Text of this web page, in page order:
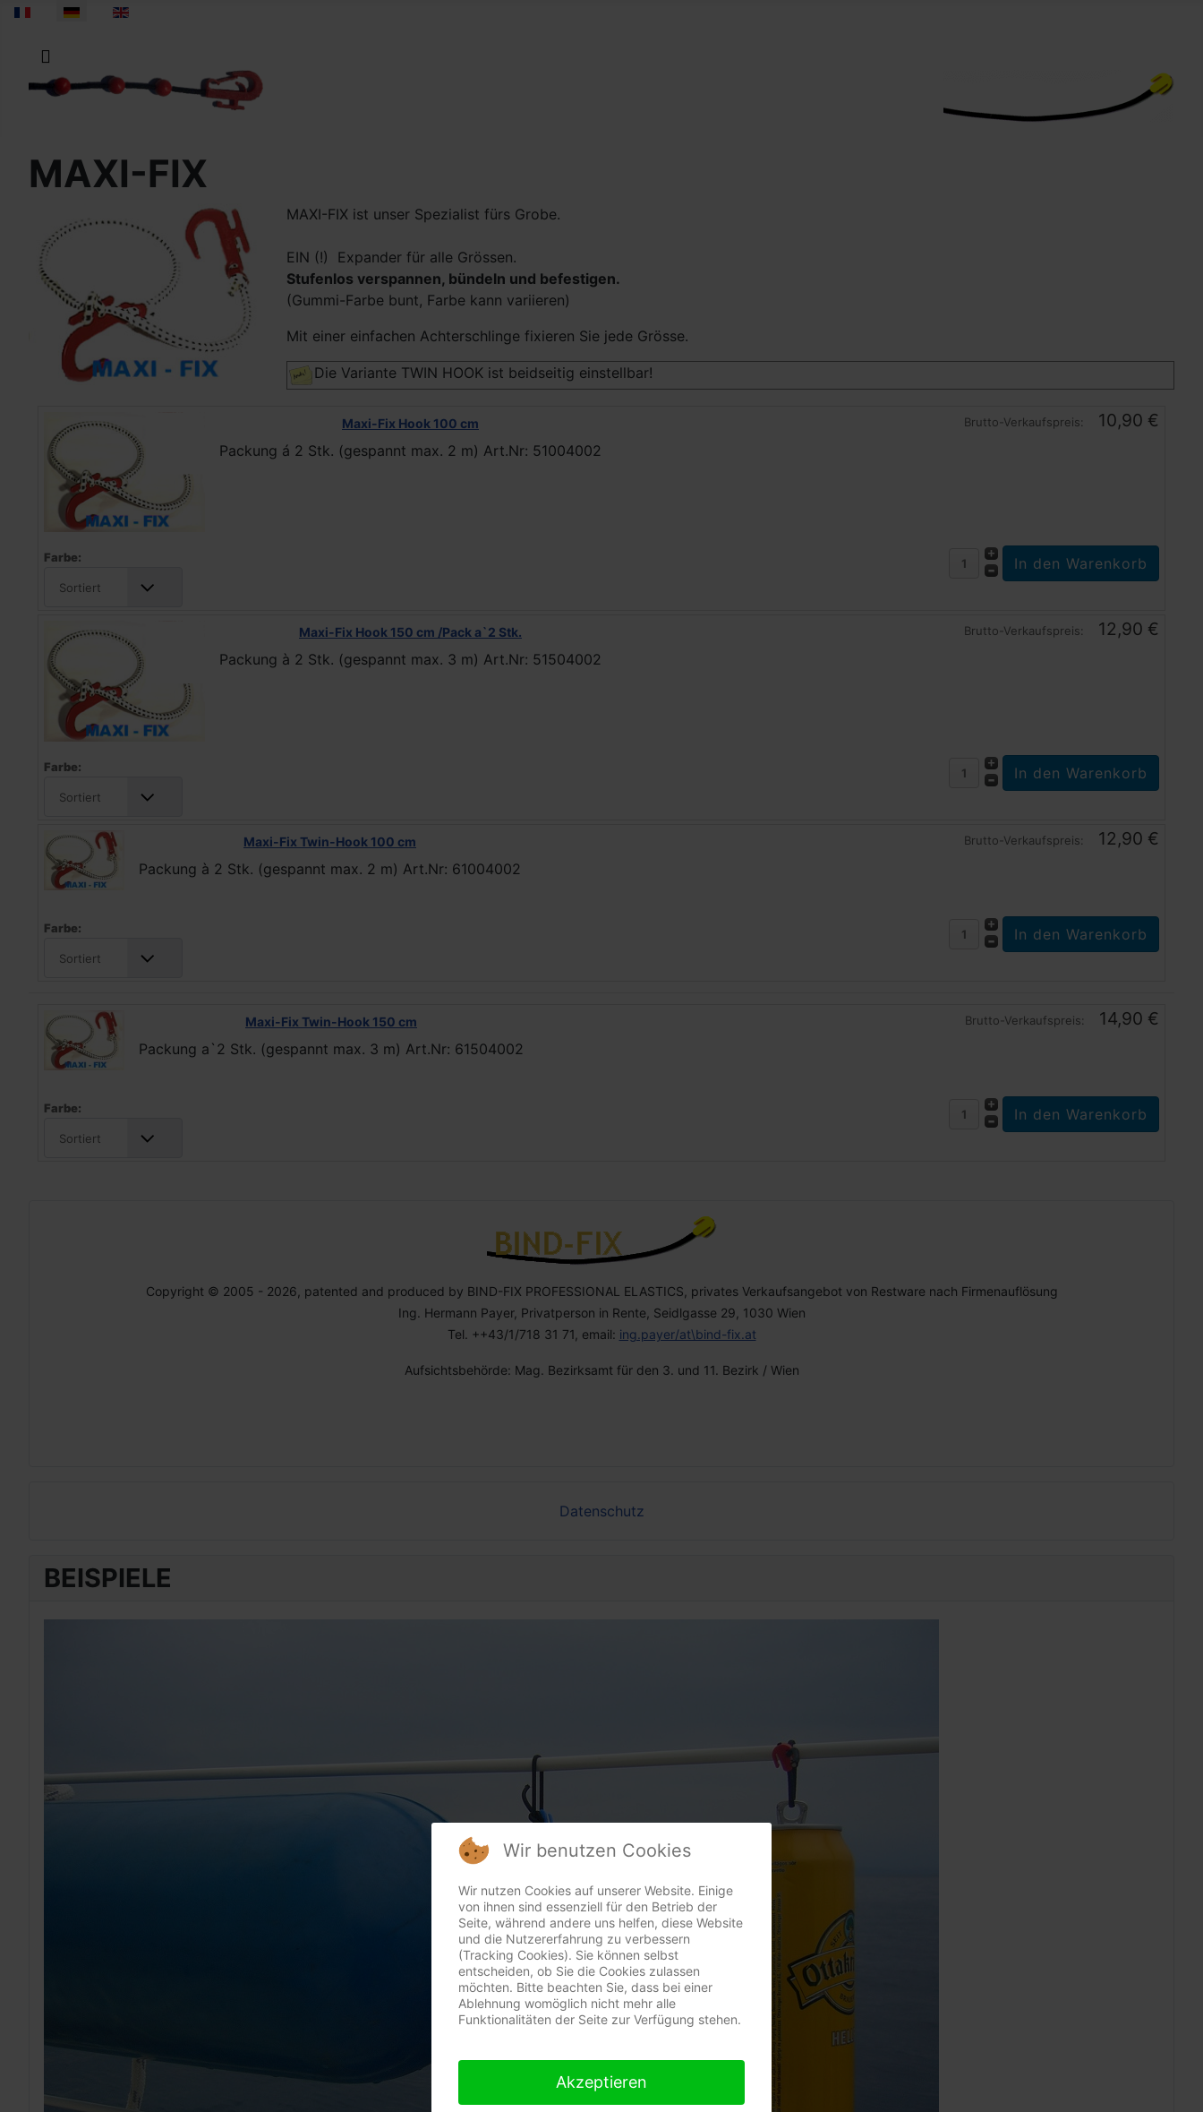
Sprache auswählen
MAXI-FIX
MAXI-FIX ist unser Spezialist fürs Grobe.
EIN (!) Expander für alle Grössen.
Stufenlos verspannen, bündeln und befestigen.
(Gummi-Farbe bunt, Farbe kann variieren)
Mit einer einfachen Achterschlinge fixieren Sie jede Grösse.
Die Variante TWIN HOOK ist beidseitig einstellbar!
Maxi-Fix Hook 100 cm
Packung á 2 Stk. (gespannt max. 2 m) Art.Nr: 51004002
Brutto-Verkaufspreis: 10,90 €
Farbe:
Sortiert
Maxi-Fix Hook 150 cm /Pack a`2 Stk.
Packung à 2 Stk. (gespannt max. 3 m) Art.Nr: 51504002
Brutto-Verkaufspreis: 12,90 €
Farbe:
Sortiert
Maxi-Fix Twin-Hook 100 cm
Packung à 2 Stk. (gespannt max. 2 m) Art.Nr: 61004002
Brutto-Verkaufspreis: 12,90 €
Farbe:
Sortiert
Maxi-Fix Twin-Hook 150 cm
Packung a`2 Stk. (gespannt max. 3 m) Art.Nr: 61504002
Brutto-Verkaufspreis: 14,90 €
Farbe:
Sortiert
Copyright © 2005 - 2026, patented and produced by BIND-FIX PROFESSIONAL ELASTICS, privates Verkaufsangebot von Restware nach Firmenauflösung
Ing. Hermann Payer, Privatperson in Rente, Seidlgasse 29, 1030 Wien
Tel. ++43/1/718 31 71, email: ing.payer/at\bind-fix.at
Aufsichtsbehörde: Mag. Bezirksamt für den 3. und 11. Bezirk / Wien
Datenschutz
BEISPIELE
Wir benutzen Cookies
Wir nutzen Cookies auf unserer Website. Einige
von ihnen sind essenziell für den Betrieb der
Seite, während andere uns helfen, diese Website
und die Nutzererfahrung zu verbessern
(Tracking Cookies). Sie können selbst
entscheiden, ob Sie die Cookies zulassen
möchten. Bitte beachten Sie, dass bei einer
Ablehnung womöglich nicht mehr alle
Funktionalitäten der Seite zur Verfügung stehen.
Akzeptieren